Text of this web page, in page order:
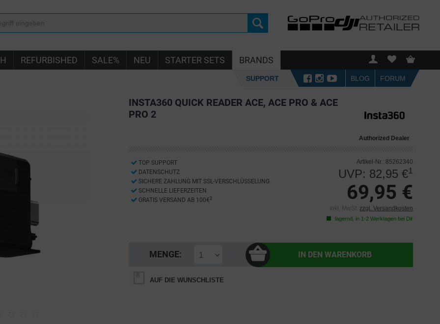
REFURBISHED SALE% NEU STARTER SETS BRANDS
SUPPORT BLOG FORUM
INSTA360 QUICK READER ACE, ACE PRO & ACE
PRO 2
Authorized Dealer
TOP SUPPORT
DATENSCHUTZ
SICHERE ZAHLUNG MIT SSL-VERSCHLÜSSELUNG
SCHNELLE LIEFERZEITEN
GRATIS VERSAND AB 100€ 3
Artikel-Nr.: 85262340
UVP: 82,95 €1
69,95 €
inkl. MwSt.zzgl. Versandkosten
lagernd, in 1-2 Werktagen bei Dir
MENGE: IN DEN WARENKORB
AUF DIE WUNSCHLISTE